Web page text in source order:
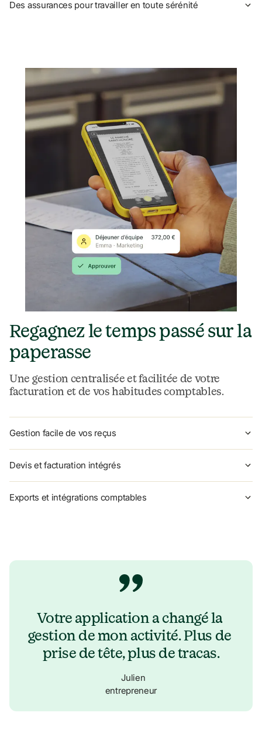
Des assurances pour travailler en toute sérénité
Regagnez le temps passé sur la
paperasse
Une gestion centralisée et facilitée de votre
facturation et de vos habitudes comptables.
Gestion facile de vos reçus
Devis et facturation intégrés
Exports et intégrations comptables
Votre application a changé la
gestion de mon activité. Plus de
prise de tête, plus de tracas.
Julien
entrepreneur